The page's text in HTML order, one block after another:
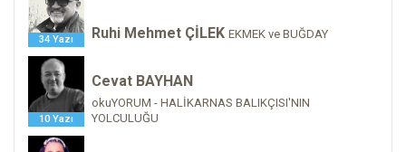
34 Yazı Ruhi Mehmet ÇİLEK EKMEK ve BUĞDAY
10 Yazı
Cevat BAYHAN
okuYORUM - HALİKARNAS BALIKÇISI'NIN
YOLCULUĞU